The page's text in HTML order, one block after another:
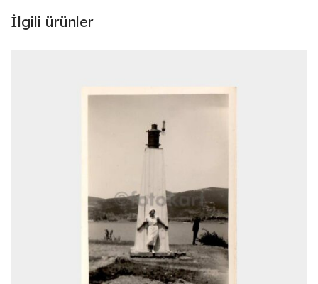
İlgili ürünler